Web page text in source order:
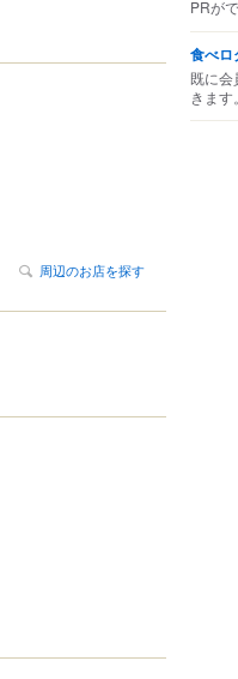
周辺のお店を探す
PRが
食べロ
既に
きます。